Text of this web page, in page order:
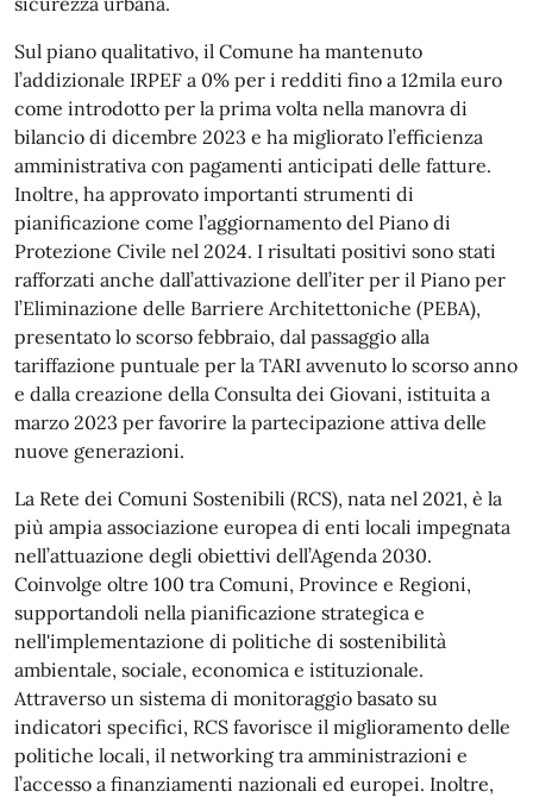
Sul piano qualitativo, il Comune ha mantenuto
l’addizionale IRPEF a 0% per i redditi fino a 12mila euro
come introdotto per la prima volta nella manovra di
bilancio di dicembre 2023 e ha migliorato l’efficienza
amministrativa con pagamenti anticipati delle fatture.
Inoltre, ha approvato importanti strumenti di
pianificazione come l’aggiornamento del Piano di
Protezione Civile nel 2024. I risultati positivi sono stati
rafforzati anche dall’attivazione dell’iter per il Piano per
l’Eliminazione delle Barriere Architettoniche (PEBA),
presentato lo scorso febbraio, dal passaggio alla
tariffazione puntuale per la TARI avvenuto lo scorso anno
e dalla creazione della Consulta dei Giovani, istituita a
marzo 2023 per favorire la partecipazione attiva delle
nuove generazioni.
La Rete dei Comuni Sostenibili (RCS), nata nel 2021, è la
più ampia associazione europea di enti locali impegnata
nell’attuazione degli obiettivi dell’Agenda 2030.
Coinvolge oltre 100 tra Comuni, Province e Regioni,
supportandoli nella pianificazione strategica e
nell'implementazione di politiche di sostenibilità
ambientale, sociale, economica e istituzionale.
Attraverso un sistema di monitoraggio basato su
indicatori specifici, RCS favorisce il miglioramento delle
politiche locali, il networking tra amministrazioni e
l’accesso a finanziamenti nazionali ed europei. Inoltre,